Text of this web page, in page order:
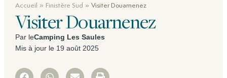
Accueil » Finistère Sud » Visiter Douarnenez
Visiter Douarnenez
Par leCamping Les Saules
Mis à jour le 19 août 2025